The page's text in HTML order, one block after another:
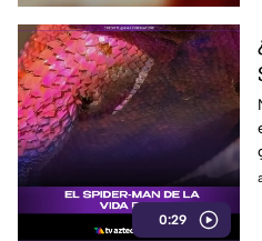
0:29